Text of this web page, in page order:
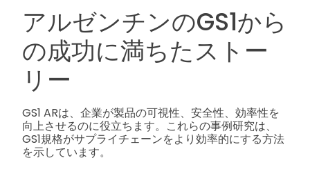
アルゼンチンのGS1から
の成功に満ちたストー
リー
GS1 ARは、企業が製品の可視性、安全性、効率性を
向上させるのに役立ちます。これらの事例研究は、
GS1規格がサプライチェーンをより効率的にする方法
を示しています。